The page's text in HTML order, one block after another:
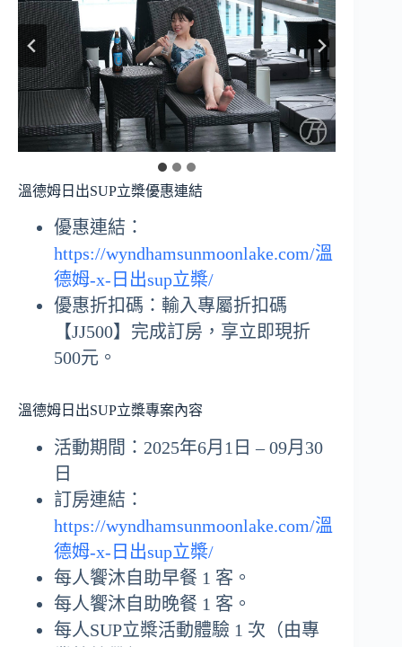
溫德姆日出SUP立槳優惠連結
優惠連結：
https://wyndhamsunmoonlake.com/溫
德姆-x-日出sup立槳/
優惠折扣碼：輸入專屬折扣碼
【JJ500】完成訂房，享立即現折
500元。
溫德姆日出SUP立槳專案內容
活動期間：2025年6月1日 – 09月30
日
訂房連結：
https://wyndhamsunmoonlake.com/溫
德姆-x-日出sup立槳/
每人饗沐自助早餐 1 客。
每人饗沐自助晚餐 1 客。
每人SUP立槳活動體驗 1 次（由專